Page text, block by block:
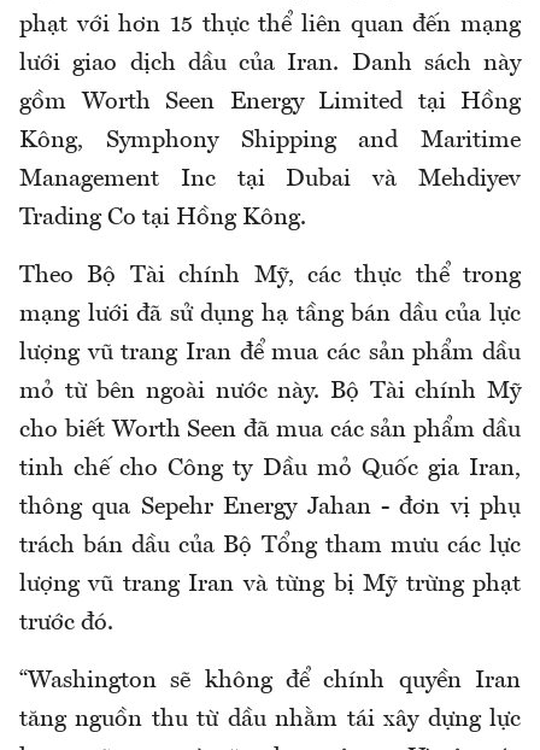
phạt với hơn 15 thực thể liên quan đến mạng
lưới giao dịch dầu của Iran. Danh sách này
gồm Worth Seen Energy Limited tại Hồng
Kông, Symphony Shipping and Maritime
Management Inc tại Dubai và Mehdiyev
Trading Co tại Hồng Kông.
Theo Bộ Tài chính Mỹ, các thực thể trong
mạng lưới đã sử dụng hạ tầng bán dầu của lực
lượng vũ trang Iran để mua các sản phẩm dầu
mỏ từ bên ngoài nước này. Bộ Tài chính Mỹ
cho biết Worth Seen đã mua các sản phẩm dầu
tinh chế cho Công ty Dầu mỏ Quốc gia Iran,
thông qua Sepehr Energy Jahan - đơn vị phụ
trách bán dầu của Bộ Tổng tham mưu các lực
lượng vũ trang Iran và từng bị Mỹ trừng phạt
trước đó.
“Washington sẽ không để chính quyền Iran
tăng nguồn thu từ dầu nhằm tái xây dựng lực